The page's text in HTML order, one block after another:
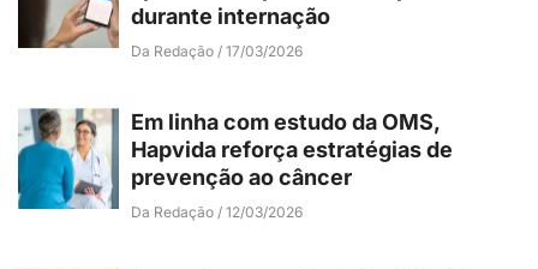
durante internação
Da Redação 17/03/2026
Em linha com estudo da OMS,
Hapvida reforça estratégias de
prevenção ao câncer
Da Redação 12/03/2026